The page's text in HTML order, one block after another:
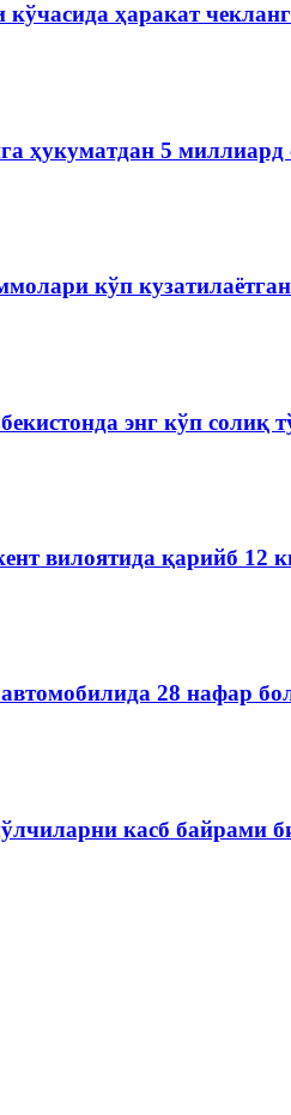
ҳаракат
ҳукуматдан 5
кўп
энг кўп
вилоятида қарийб 12
28 нафар
касб байрами